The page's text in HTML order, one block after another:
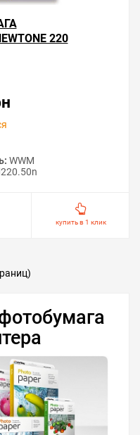
220
WWM
купить в 1 клик